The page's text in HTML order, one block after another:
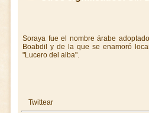
Soraya fue el nombre árabe
Boabdil y de la que se enamoró
"Lucero del alba".
Twittear